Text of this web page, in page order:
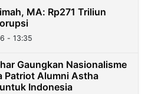
MA: Rp271 Triliun
- 13:35
Gaungkan Nasionalisme
Patriot Alumni Astha
Indonesia